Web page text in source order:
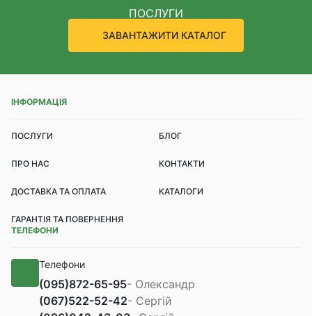
ПОСЛУГИ
ЗАВАНТАЖИТИ КАТАЛОГ
ІНФОРМАЦІЯ
ПОСЛУГИ БЛОГ
ПРО НАС КОНТАКТИ
ДОСТАВКА ТА ОПЛАТА КАТАЛОГИ
ГАРАНТІЯ ТА ПОВЕРНЕННЯ
ТЕЛЕФОНИ
Телефони
(095)872-65-95- Олександр
(067)522-52-42- Сергій